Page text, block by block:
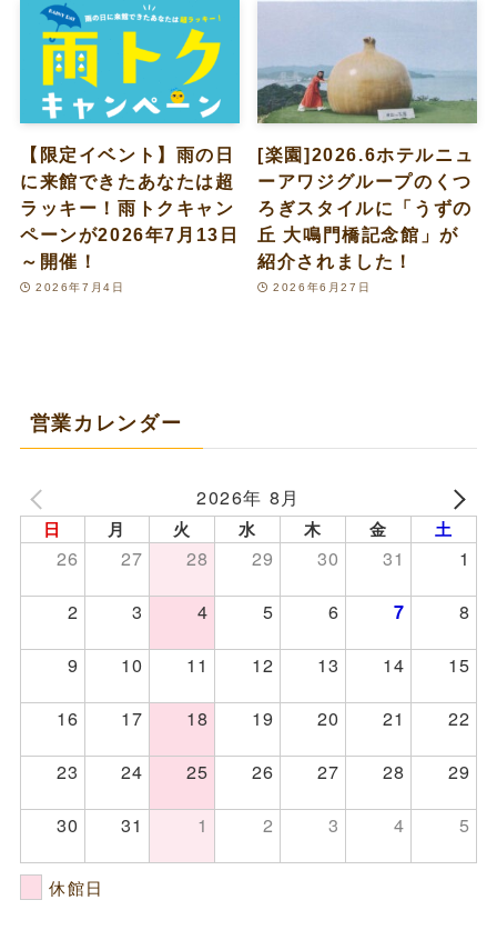
【限定イベント】雨の日
に来館できたあなたは超
ラッキー！雨トクキャン
ペーンが2026年7月13日
～開催！
2026年7月4日
[楽園]2026.6ホテルニュ
ーアワジグループのくつ
ろぎスタイルに「うずの
丘 大鳴門橋記念館」が
紹介されました！
2026年6月27日
営業カレンダー
2026年 8月
日 月 火 水 木 金 土
26 27 28 29 30 31
1
2
3 4 5 6 7
8
9
10 11 12 13 14
15
16
17 18 19 20 21
22
23
24 25 26 27 28
29
30
31 1 2 3 4 5
休館日